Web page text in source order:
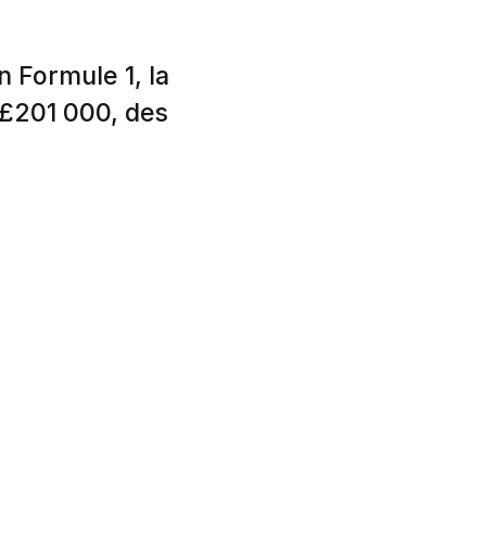
Formule 1, la
000, des